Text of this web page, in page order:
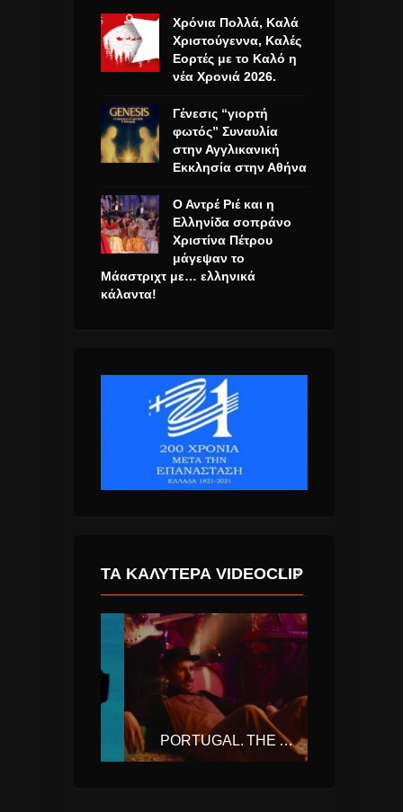
Χρόνια Πολλά, Καλά
Χριστούγεννα, Καλές
Εορτές με το Καλό η
νέα Χρονιά 2026.
Γένεσις “γιορτή
φωτός” Συναυλία
στην Αγγλικανική
Εκκλησία στην Αθήνα
Ο Αντρέ Ριέ και η
Ελληνίδα σοπράνο
Χριστίνα Πέτρου
μάγεψαν το
Μάαστριχτ με… ελληνικά
κάλαντα!
ΤΑ ΚΑΛΎΤΕΡΑ VIDEOCLIP
PORTUGAL. THE MAN – FEEL IT STILL